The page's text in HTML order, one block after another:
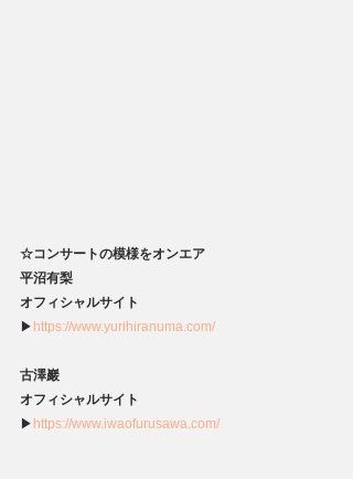
☆コンサートの模様をオンエア
平沼有梨
オフィシャルサイト
▶ https://www.yurihiranuma.com/
古澤巖
オフィシャルサイト
▶ https://www.iwaofurusawa.com/